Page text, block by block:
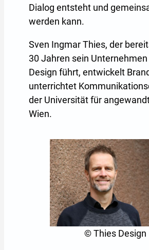
Dialog entsteht und
werden kann.
Sven Ingmar Thies, der
30 Jahren sein
Design führt, entwickelt
unterrichtet
der Universität für
Wien.
© Thies Design